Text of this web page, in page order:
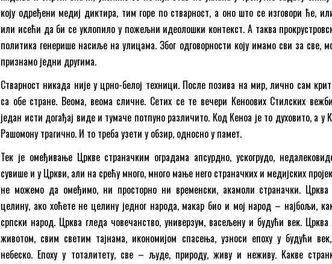
коју одређени медиј диктира, тим горе по стварност, а оно што се изговори ће,
или исећи да би се уклопило у пожељни идеолошки контекст. А таква
политика генерише насиље на улицама. Због одговорности коју имамо сви за све,
признамо једни другима.
Стварност никада није у црно-белој техници. После позива на мир, лично сам
са обе стране. Веома, веома сличне. Сетих се те вечери Кеноових Стилских
један исти догађај виде и тумаче потпуно различито. Код Кеноа је то духовито, а у
Рашомону трагично. И то треба узети у обзир, односно у памет.
Тек је омеђивање Цркве страначким оградама апсурдно, ускогрудо,
сувише и у Цркви, али на срећу много, много мање него страначких и медијских
не можемо да омеђимо, ни просторно ни временски, акамоли страначки. Црква
целину, ако хоћете не целину једног народа, макар био и мој народ – најбољи,
српски народ. Црква гледа човечанство, универзум, васељену и будући век. Црква
животом, свим светим тајнама, икономијом спасења, узноси епоху у будући
небеско. Епоху у тоталитету, све – људе, природу, живу и неживу. Какве